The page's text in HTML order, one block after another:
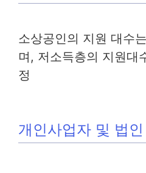
소상공인의 지원 대수
며, 저소득층의 지원대
정
개인사업자 및 법